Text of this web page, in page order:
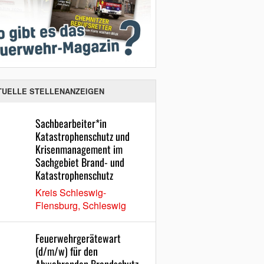
STELLENANZEIGEN
Sachbearbeiter*in
Katastrophenschutz und
Krisenmanagement im
Sachgebiet Brand- und
Katastrophenschutz
Kreis Schleswig-
Flensburg, Schleswig
Feuerwehrgerätewart
(d/m/w) für den